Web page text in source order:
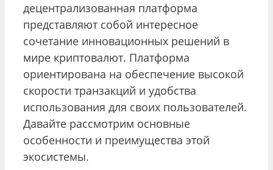
децентрализованная платформа
представляют собой интересное
сочетание инновационных решений в
мире криптовалют. Платформа
ориентирована на обеспечение высокой
скорости транзакций и удобства
использования для своих пользователей.
Давайте рассмотрим основные
особенности и преимущества этой
экосистемы.